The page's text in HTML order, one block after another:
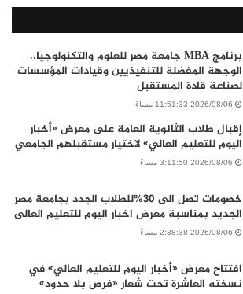
برنامج MBA جامعة مصر للعلوم والتكنولوجيا..
الوجهة المفضلة للتنفيذيين وقيادات المؤسسات
لصناعة قادة المستقبل
2026/08/06 11:51:33 مساءً
إقبال طلاب الثانوية العامة على معرض «أخبار
اليوم للتعليم العالي» لاختيار مستقبلهم الجامعي
2026/08/06 3:11:50 مساءً
خصومات تصل الى 30%للطلاب الجدد بجامعة مصر
الجديد بمناسبة معرض اخبار اليوم للتعليم العالى
2026/08/06 2:38:38 مساءً
افتتاح معرض «أخبار اليوم للتعليم العالي» في
نسخته العاشرة تحت شعار «فرص بلا حدود»